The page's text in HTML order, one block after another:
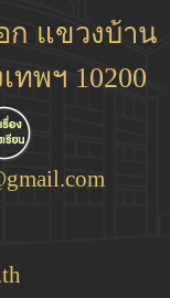
ก แขวงบ้าน
พฯ 10200